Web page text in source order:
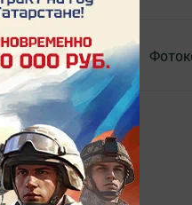
Актуальное видео